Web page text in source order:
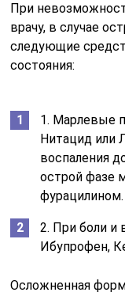
При
врачу, в случае
следующие
состояния:
1. Марлевые
Нитацид или
воспаления
острой фазе
фурацилином.
2. При боли и
Ибупрофен,
Осложненная